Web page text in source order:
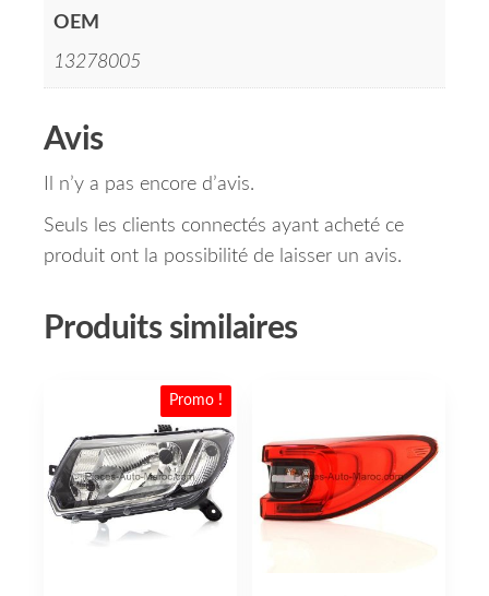
OEM
13278005
Avis
Il n’y a pas encore d’avis.
Seuls les clients connectés ayant acheté ce
produit ont la possibilité de laisser un avis.
Produits similaires
Promo !